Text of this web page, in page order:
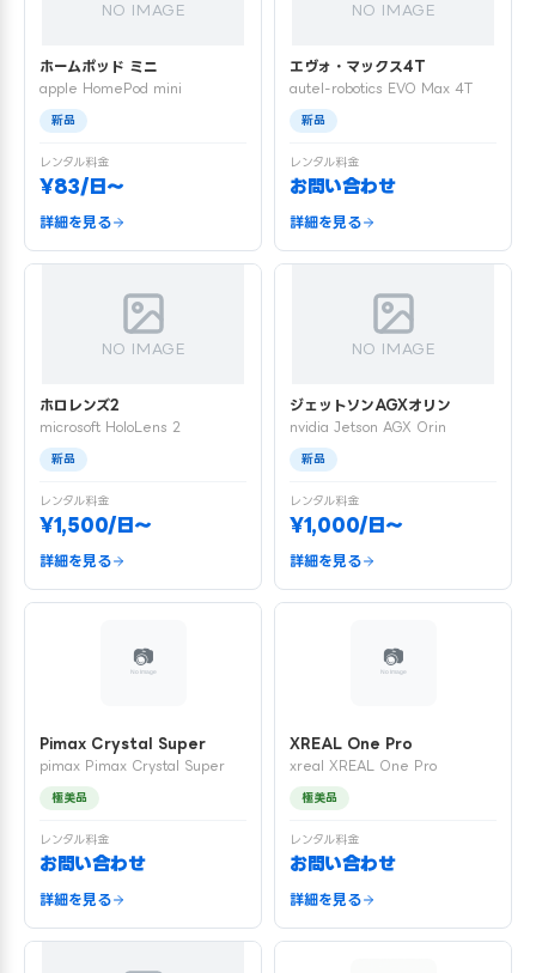
NO IMAGE
ホームポッド ミニ
apple HomePod mini
新品
レンタル料金
¥83/日〜
詳細を見る
NO IMAGE
エヴォ・マックス4T
autel-robotics EVO Max 4T
新品
レンタル料金
お問い合わせ
詳細を見る
NO IMAGE
ホロレンズ2
microsoft HoloLens 2
新品
レンタル料金
¥1,500/日〜
詳細を見る
NO IMAGE
ジェットソンAGXオリン
nvidia Jetson AGX Orin
新品
レンタル料金
¥1,000/日〜
詳細を見る
Pimax Crystal Super
pimax Pimax Crystal Super
極美品
レンタル料金
お問い合わせ
詳細を見る
XREAL One Pro
xreal XREAL One Pro
極美品
レンタル料金
お問い合わせ
詳細を見る